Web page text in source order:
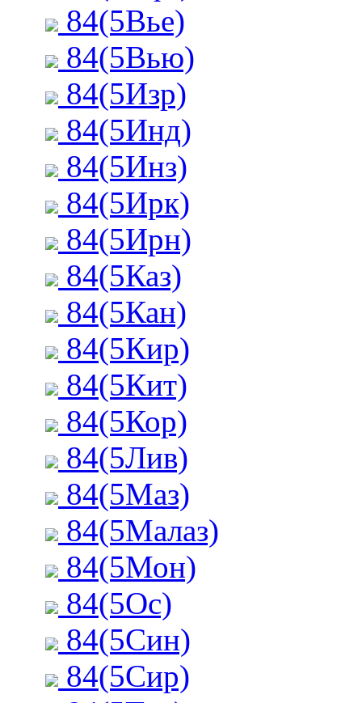
84(5Вье)
84(5Вью)
84(5Изр)
84(5Инд)
84(5Инз)
84(5Ирк)
84(5Ирн)
84(5Каз)
84(5Кан)
84(5Кир)
84(5Кит)
84(5Кор)
84(5Лив)
84(5Маз)
84(5Малаз)
84(5Мон)
84(5Ос)
84(5Син)
84(5Сир)